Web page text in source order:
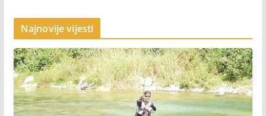
Najnovije vijesti